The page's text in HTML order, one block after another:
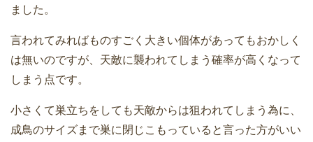
ました。
言われてみればものすごく大きい個体があってもおかしく
は無いのですが、天敵に襲われてしまう確率が高くなって
しまう点です。
小さくて巣立ちをしても天敵からは狙われてしまう為に、
成鳥のサイズまで巣に閉じこもっていると言った方がいい